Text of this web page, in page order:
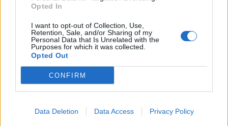
Opted In
I want to opt-out of Collection, Use,
Retention, Sale, and/or Sharing of my
Personal Data that Is Unrelated with the
Purposes for which it was collected.
Opted Out
CONFIRM
Data Deletion Data Access Privacy Policy
23°C
64%
4 Μπφ B
27°C
49%υγρ.
5 Μπφ B
35 Km/h
32°C
31%υγρ.
5 Μπφ B